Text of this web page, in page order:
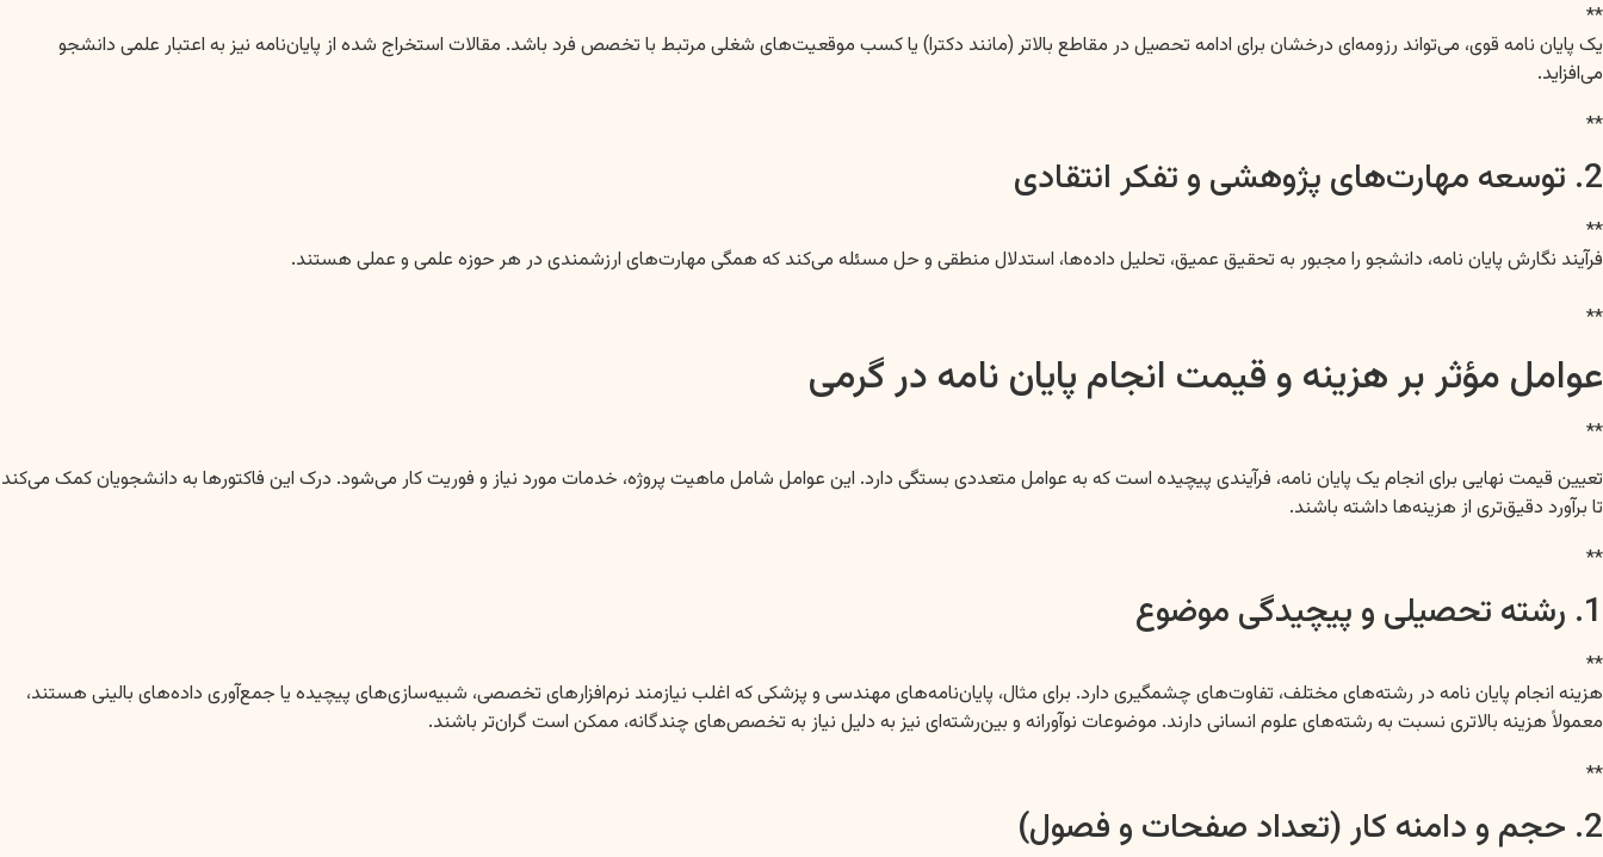
**
یک پایان نامه قوی، می‌تواند رزومه‌ای درخشان برای ادامه تحصیل در مقاطع بالاتر (مانند دکترا) یا کسب موقعیت‌های شغلی مرتبط با تخصص فرد باشد. مقالات استخراج شده از پایان‌نامه نیز به اعتبار علمی دانشجو
می‌افزاید.
**
2. توسعه مهارت‌های پژوهشی و تفکر انتقادی
**
فرآیند نگارش پایان نامه، دانشجو را مجبور به تحقیق عمیق، تحلیل داده‌ها، استدلال منطقی و حل مسئله می‌کند که همگی مهارت‌های ارزشمندی در هر حوزه علمی و عملی هستند.
**
عوامل مؤثر بر هزینه و قیمت انجام پایان نامه در گرمی
**
تعیین قیمت نهایی برای انجام یک پایان نامه، فرآیندی پیچیده است که به عوامل متعددی بستگی دارد. این عوامل شامل ماهیت پروژه، خدمات مورد نیاز و فوریت کار می‌شود. درک این فاکتورها به دانشجویان کمک می‌کند
تا برآورد دقیق‌تری از هزینه‌ها داشته باشند.
**
1. رشته تحصیلی و پیچیدگی موضوع
**
هزینه انجام پایان نامه در رشته‌های مختلف، تفاوت‌های چشمگیری دارد. برای مثال، پایان‌نامه‌های مهندسی و پزشکی که اغلب نیازمند نرم‌افزارهای تخصصی، شبیه‌سازی‌های پیچیده یا جمع‌آوری داده‌های بالینی هستند،
معمولاً هزینه بالاتری نسبت به رشته‌های علوم انسانی دارند. موضوعات نوآورانه و بین‌رشته‌ای نیز به دلیل نیاز به تخصص‌های چندگانه، ممکن است گران‌تر باشند.
**
2. حجم و دامنه کار (تعداد صفحات و فصول)